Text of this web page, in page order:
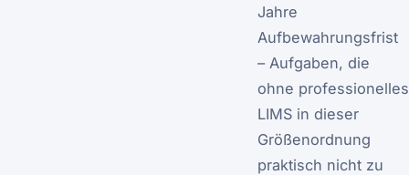
Jahre
Aufbewahrungsfrist
– Aufgaben, die
ohne professionelles
LIMS in dieser
Größenordnung
praktisch nicht zu